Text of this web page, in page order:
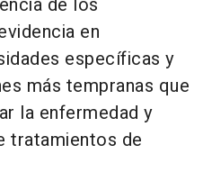
en
específicas y
más tempranas que
la enfermedad y
tratamientos de